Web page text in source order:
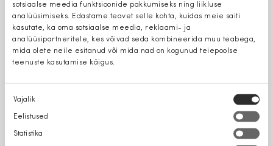
sotsiaalse meedia funktsioonide pakkumiseks ning liikluse
analüüsimiseks. Edastame teavet selle kohta, kuidas meie saiti
kasutate, ka oma sotsiaalse meedia, reklaami- ja
analüüsipartneritele, kes võivad seda kombineerida muu teabega,
mida olete neile esitanud või mida nad on kogunud teiepoolse
teenuste kasutamise käigus.
Nõusoleku
valik
Vajalik
Eelistused
Statistika